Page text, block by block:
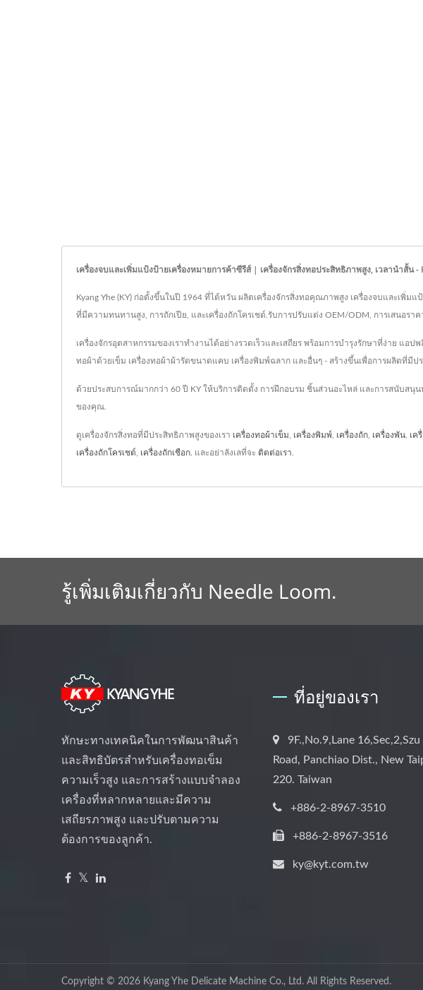
เครื่องจบและเพิ่มแป้งป้ายเครื่องหมายการค้าซีรีส์ | เครื่องจักรสิ่งทอประสิทธิภาพสูง, เวลานำสั้น -
Kyang Yhe (KY) ก่อตั้งขึ้นในปี 1964 ที่ไต้หวัน ผลิตเครื่องจักรสิ่งทอคุณภาพสูง เครื่องจบและเพิ่
ที่มีความทนทานสูง, การถักเปีย, และเครื่องถักโครเชต์.รับการปรับแต่ง OEM/ODM, การเสนอราค
เครื่องจักรอุตสาหกรรมของเราทำงานได้อย่างรวดเร็วและเสถียร พร้อมการบำรุงรักษาที่ง่าย
ทอผ้าด้วยเข็ม เครื่องทอผ้าผ้ารัดขนาดแคบ เครื่องพิมพ์ฉลาก และอื่นๆ - สร้างขึ้นเพื่อการผลิตที่มีป
ด้วยประสบการณ์มากกว่า 60 ปี KY ให้บริการติดตั้ง การฝึกอบรม ชิ้นส่วนอะไหล่ และการสนับสนุ
ของคุณ.
ดูเครื่องจักรสิ่งทอที่มีประสิทธิภาพสูงของเรา เครื่องทอผ้าเข็ม เครื่องพิมพ์ เครื่องถัก เครื่องพัน เค
เครื่องถักโครเชต์ เครื่องถักเชือก. และอย่าลังเลที่จะ ติดต่อเรา
รู้เพิ่มเติมเกี่ยวกับ Needle Loom.
ทักษะทางเทคนิคในการพัฒนาสินค้า
และสิทธิบัตรสำหรับเครื่องทอเข็ม
ความเร็วสูง และการสร้างแบบจำลอง
เครื่องที่หลากหลายและมีความ
เสถียรภาพสูง และปรับตามความ
ต้องการของลูกค้า.
ที่อยู่ของเรา
9F.,No.9,Lane
Road, Panchiao Dist., New
220. Taiwan
+886-2-8967-3510
+886-2-8967-3516
ky@kyt.com.tw
Copyright © 2026 Kyang Yhe Delicate Machine Co., Ltd. All Rights Reserved.